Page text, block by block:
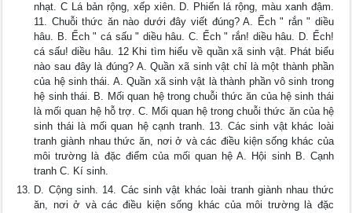
nhạt. C Lá bản rộng, xếp xiên. D. Phiến lá rộng, màu xanh đậm.
11. Chuỗi thức ăn nào dưới đây viết đúng? A. Ếch " rắn " diều
hâu. B. Ếch " cá sấu " diều hâu. C. Ếch " rắn! diều hâu. D. Ếch!
cá sấu! diều hâu. 12 Khi tìm hiểu về quần xã sinh vật. Phát biểu
nào sau đây là đúng? A. Quần xã sinh vật chỉ là một thành phần
của hệ sinh thái. A. Quần xã sinh vật là thành phần vô sinh trong
hệ sinh thái. B. Mối quan hệ trong chuỗi thức ăn của hệ sinh thái
là mối quan hệ hỗ trợ. C. Mối quan hệ trong chuỗi thức ăn của hệ
sinh thái là mối quan hệ cạnh tranh. 13. Các sinh vật khác loài
tranh giành nhau thức ăn, nơi ở và các điều kiện sống khác của
môi trường là đặc điểm của mối quan hệ A. Hội sinh B. Cạnh
tranh C. Kí sinh.
D. Cộng sinh. 14. Các sinh vật khác loài tranh giành nhau thức
ăn, nơi ở và các điều kiện sống khác của môi trường là đặc